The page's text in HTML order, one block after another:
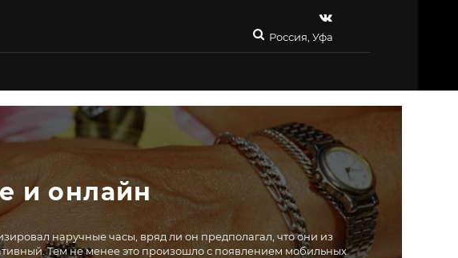
Россия, Уфа
и онлайн
наручные часы, вряд ли он предполагал, что они из
Тем не менее это произошло с появлением мобильных